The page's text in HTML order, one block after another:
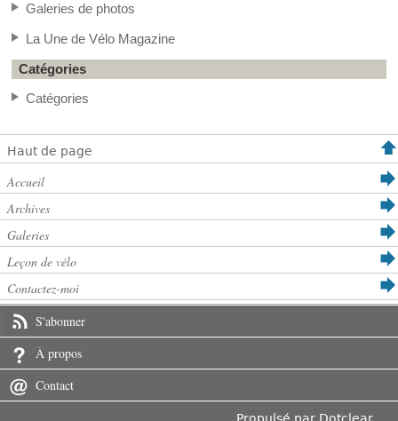
Galeries de photos
La Une de Vélo Magazine
Catégories
Catégories
Haut de page
Accueil
Archives
Galeries
Leçon de vélo
Contactez-moi
S'abonner
À propos
Contact